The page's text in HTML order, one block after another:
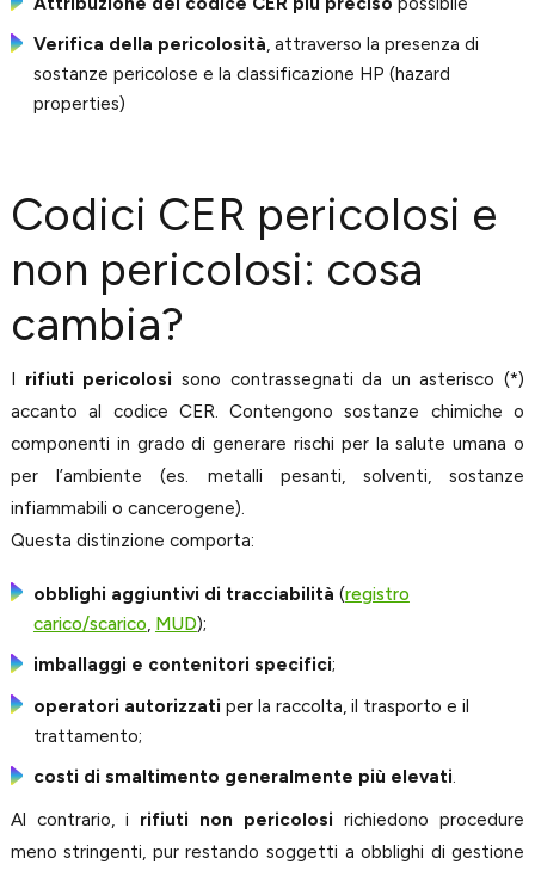
Verifica della pericolosità, attraverso la presenza di
sostanze pericolose e la classificazione HP (hazard
properties)
Codici CER pericolosi e
non pericolosi: cosa
cambia?
I rifiuti pericolosi sono contrassegnati da un asterisco (*)
accanto al codice CER. Contengono sostanze chimiche o
componenti in grado di generare rischi per la salute umana o
per l’ambiente (es. metalli pesanti, solventi, sostanze
infiammabili o cancerogene).
Questa distinzione comporta:
obblighi aggiuntivi di tracciabilità (registro
carico/scarico MUD);
imballaggi e contenitori specifici;
operatori autorizzati per la raccolta, il trasporto e il
trattamento;
costi di smaltimento generalmente più elevati.
Al contrario, i rifiuti non pericolosi richiedono procedure
meno stringenti, pur restando soggetti a obblighi di gestione